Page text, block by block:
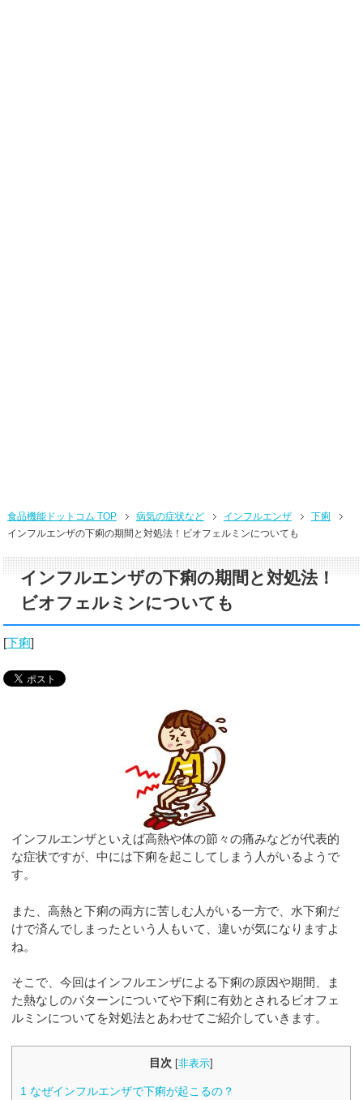
食品機能ドットコム TOP 病気の症状など インフルエンザ
下痢
インフルエンザの下痢の期間と対処法！ビオフェルミンについても
インフルエンザの下痢の期間と対処法！
ビオフェルミンについても
[下痢]
インフルエンザといえば高熱や体の節々の痛みなどが代表的
な症状ですが、中には下痢を起こしてしまう人がいるようで
す。
また、高熱と下痢の両方に苦しむ人がいる一方で、水下痢だ
けで済んでしまったという人もいて、違いが気になりますよ
ね。
そこで、今回はインフルエンザによる下痢の原因や期間、ま
た熱なしのパターンについてや下痢に有効とされるビオフェ
ルミンについてを対処法とあわせてご紹介していきます。
目次 [非表示]
1 なぜインフルエンザで下痢が起こるの？